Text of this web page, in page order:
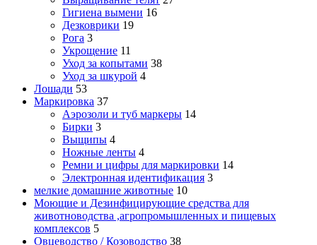
Гигиена вымени 16
Дезковрики 19
Рога 3
Укрощение 11
Уход за копытами 38
Уход за шкурой 4
Лошади 53
Маркировка 37
Аэрозоли и туб маркеры 14
Бирки 3
Выщипы 4
Ножные ленты 4
Ремни и цифры для маркировки 14
Электронная идентификация 3
мелкие домашние животные 10
Моющие и Дезинфицирующие средства для
животноводства ,агропромышленных и пищевых
комплексов 5
Овцеводство / Козоводство 38